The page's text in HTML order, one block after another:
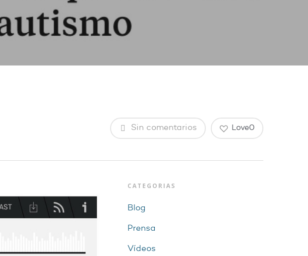
Sin comentarios Love0
CATEGORIAS
Blog
Prensa
Vídeos